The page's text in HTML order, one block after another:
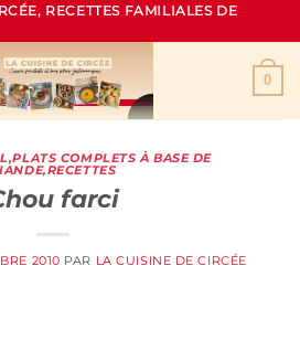
RECETTES FAMILIALES DE
0
,PLATS COMPLETS À BASE DE
,RECETTES
farci
2010 PAR LA CUISINE DE CIRCÉE